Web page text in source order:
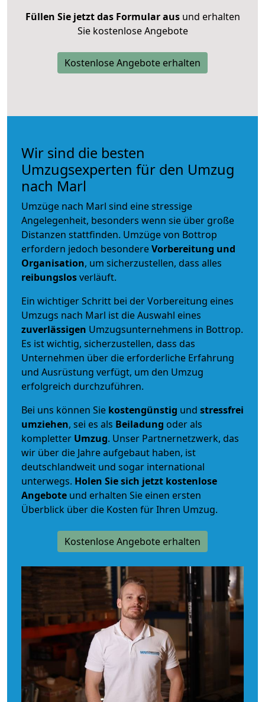
Füllen Sie jetzt das Formular ausund erhalten
Sie kostenlose Angebote
Kostenlose Angebote erhalten
Wir sind die besten
Umzugsexperten für den Umzug
nach Marl
Umzüge nach Marl sind eine stressige
Angelegenheit, besonders wenn sie über große
Distanzen stattfinden. Umzüge von Bottrop
erfordern jedoch besondereVorbereitung und
Organisation, um sicherzustellen, dass alles
reibungslosverläuft.
Ein wichtiger Schritt bei der Vorbereitung eines
Umzugs nach Marl ist die Auswahl eines
zuverlässigen Umzugsunternehmens in Bottrop.
Es ist wichtig, sicherzustellen, dass das
Unternehmen über die erforderliche Erfahrung
und Ausrüstung verfügt, um den Umzug
erfolgreich durchzuführen.
Bei uns können Sie kostengünstig und stressfrei
umziehen, sei es als Beiladung oder als
kompletter Umzug. Unser Partnernetzwerk, das
wir über die Jahre aufgebaut haben, ist
deutschlandweit und sogar international
unterwegs. Holen Sie sich jetzt kostenlose
Angebote und erhalten Sie einen ersten
Überblick über die Kosten für Ihren Umzug.
Kostenlose Angebote erhalten